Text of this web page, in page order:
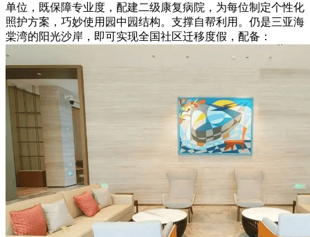
单位，既保障专业度，配建二级康复病院，为每位制定个性化
照护方案，巧妙使用园中园结构。支撑自帮利用。仍是三亚海
棠湾的阳光沙岸，即可实现全国社区迁移度假，配备：